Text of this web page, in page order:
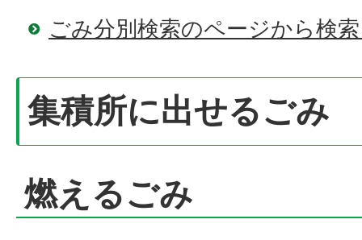
ごみ分別検索のページから検
集積所に出せるごみ
燃えるごみ